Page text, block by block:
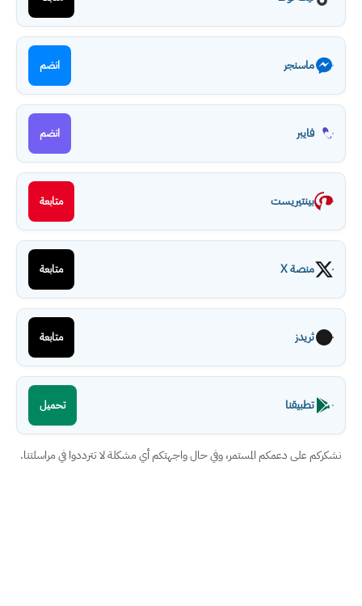
ماسنجر انضم
فايبر انضم
بينتيريست متابعة
منصة X متابعة
ثريدز متابعة
تطبيقنا تحميل
نشكركم على دعمكم المستمر، وفي حال واجهتكم أي مشكلة لا تترددوا في مراسلتنا.